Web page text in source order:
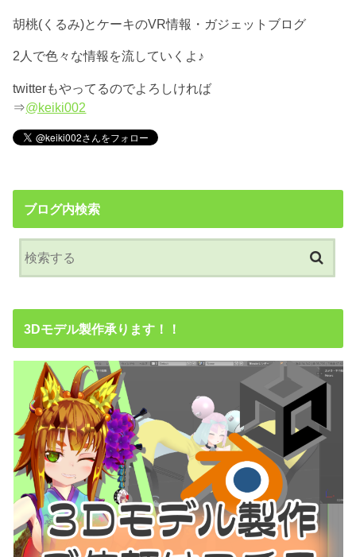
胡桃(くるみ)とケーキのVR情報・ガジェットブログ
2人で色々な情報を流していくよ♪
twitterもやってるのでよろしければ
⇒@keiki002
ブログ内検索
3Dモデル製作承ります！！